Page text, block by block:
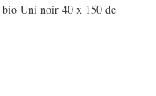
Uni noir 40 x 150 de